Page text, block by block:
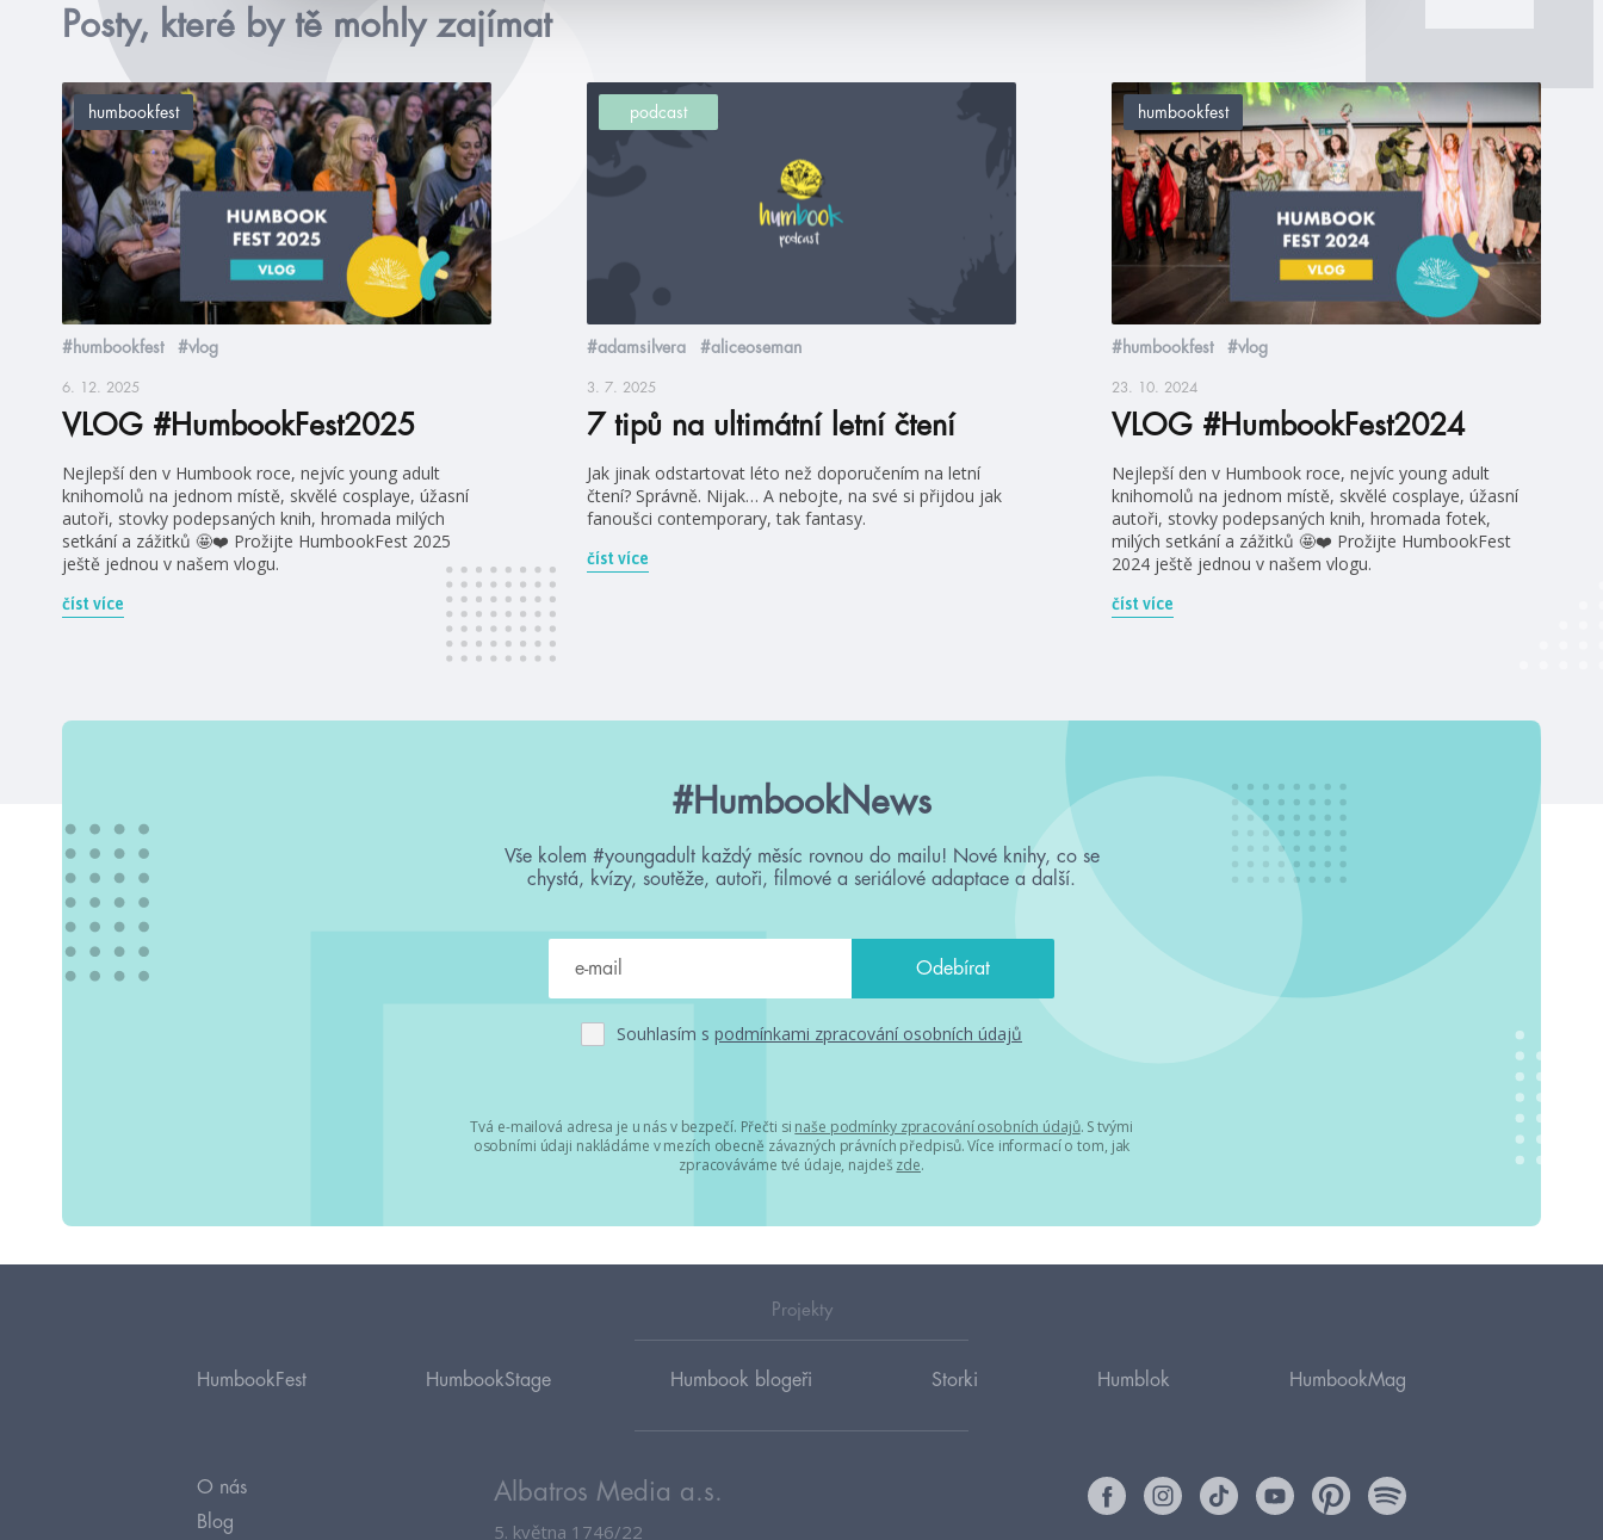
Posty, které by tě mohly zajímat
humbookfest
#humbookfest #vlog
6. 12. 2025
VLOG #HumbookFest2025
Nejlepší den v Humbook roce, nejvíc young adult
knihomolů na jednom místě, skvělé cosplaye, úžasní
autoři, stovky podepsaných knih, hromada milých
setkání a zážitků 🤩❤️ Prožijte HumbookFest 2025
ještě jednou v našem vlogu.
číst více
podcast
#adamsilvera #aliceoseman
3. 7. 2025
7 tipů na ultimátní letní čtení
Jak jinak odstartovat léto než doporučením na letní
čtení? Správně. Nijak… A nebojte, na své si přijdou jak
fanoušci contemporary, tak fantasy.
číst více
humbookfest
#humbookfest #vlog
23. 10. 2024
VLOG #HumbookFest2024
Nejlepší den v Humbook roce, nejvíc young adult
knihomolů na jednom místě, skvělé cosplaye, úžasní
autoři, stovky podepsaných knih, hromada fotek,
milých setkání a zážitků 🤩❤️ Prožijte HumbookFest
2024 ještě jednou v našem vlogu.
číst více
#HumbookNews
Vše kolem #youngadult každý měsíc rovnou do mailu! Nové knihy, co se
chystá, kvízy, soutěže, autoři, filmové a seriálové adaptace a další.
Souhlasím s podmínkami zpracování osobních údajů
Tvá e-mailová adresa je u nás v bezpečí. Přečti si naše podmínky zpracování osobních údajů. S tvými
osobními údaji nakládáme v mezích obecně závazných právních předpisů. Více informací o tom, jak
zpracováváme tvé údaje, najdeš zde.
Projekty
HumbookFest HumbookStage Humbook blogeři Storki Humblok HumbookMag
O nás
Blog
Albatros Media a.s.
5. května 1746/22